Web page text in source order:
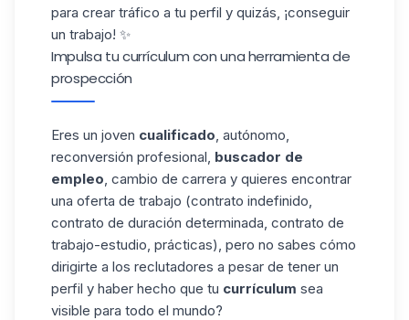
para crear tráfico a tu perfil y quizás, ¡conseguir
un trabajo! ✨
Impulsa tu currículum con una herramienta de
prospección
Eres un joven cualificado , autónomo,
reconversión profesional, buscador de
empleo , cambio de carrera y quieres encontrar
una oferta de trabajo (contrato indefinido,
contrato de duración determinada, contrato de
trabajo-estudio, prácticas), pero no sabes cómo
dirigirte a los reclutadores a pesar de tener un
perfil y haber hecho que tu currículum sea
visible para todo el mundo?